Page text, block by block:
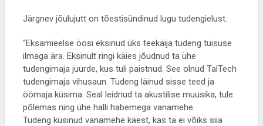
Järgnev jõulujutt on tõestisündinud lugu tudengielust.
“Eksamieelse öösi eksinud üks teekäija tudeng tuisuse
ilmaga ära. Eksinult ringi käies jõudnud ta ühe
tudengimaja juurde, kus tuli paistnud. See olnud TalTech
tudengimaja vihusaun. Tudeng läinud sisse teed ja
öömaja küsima. Seal leidnud ta akustilise muusika, tule
põlemas ning ühe halli habemega vanamehe.
Tudeng küsinud vanamehe käest, kas ta ei võiks siia